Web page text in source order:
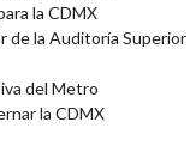
la CDMX
de la Auditoría Superior
del Metro
la CDMX